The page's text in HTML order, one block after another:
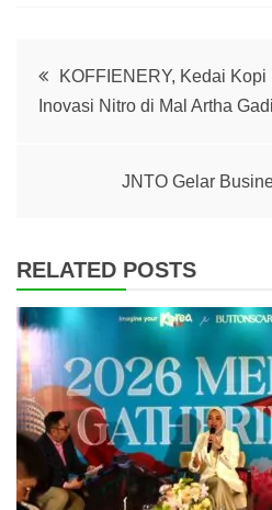
PostKOFFIENERY, Kedai
Inovasi Nitro di Mal Artha
JNTO Gelar
RELATED POSTS